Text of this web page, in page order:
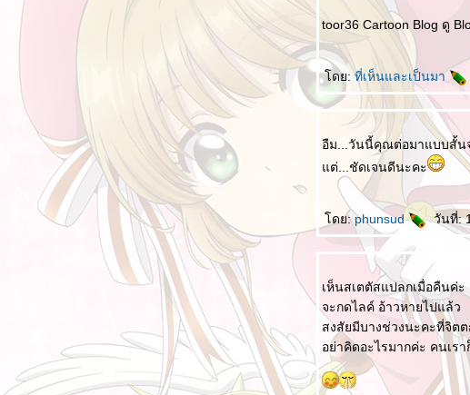
นวคิดต่างกัน ดี - ไม่ดี งก – ประหยัด
รวมมิตร ข้อคิด ธรรมะ หนังสือดี
4 อย่างที่ผ่านไปแล้ว ไม่สามารถเอากลับมาได้
พระราชดำรัสที่ชื่นชอบ
toor36 Cartoon Blog ดู
ดย:ที่เห็นและเป็นมา
อืม...วันนี้คุณต่อมาแบบสั้น
ต่...ชัดเจนดีนะคะ
ดย: phunsud วันที่:
เห็นสเตตัสแปลกเมื่อคืนค่ะ
จะกดไลค์ อ้าวหายไปแล้ว
สงสัยมีบางช่วงนะคะที่จิต
อย่าคิดอะไรมากค่ะ คนเร